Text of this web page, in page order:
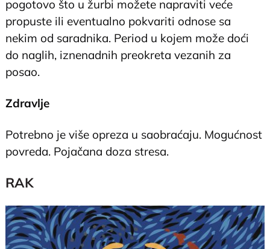
pogotovo što u žurbi možete napraviti veće
propuste ili eventualno pokvariti odnose sa
nekim od saradnika. Period u kojem može doći
do naglih, iznenadnih preokreta vezanih za
posao.
Zdravlje
Potrebno je više opreza u saobraćaju. Mogućnost
povreda. Pojačana doza stresa.
RAK